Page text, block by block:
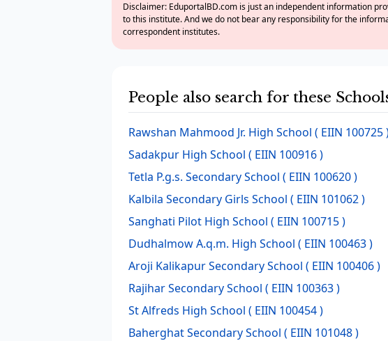
Disclaimer: EduportalBD.com is just an independent information
to this institute. And we do not bear any responsibility for the
correspondent institutes.
People also search for these
Rawshan Mahmood Jr. High School ( EIIN 100725
Sadakpur High School ( EIIN 100916 )
Tetla P.g.s. Secondary School ( EIIN 100620 )
Kalbila Secondary Girls School ( EIIN 101062 )
Sanghati Pilot High School ( EIIN 100715 )
Dudhalmow A.q.m. High School ( EIIN 100463 )
Aroji Kalikapur Secondary School ( EIIN 100406 )
Rajihar Secondary School ( EIIN 100363 )
St Alfreds High School ( EIIN 100454 )
Baherghat Secondary School ( EIIN 101048 )